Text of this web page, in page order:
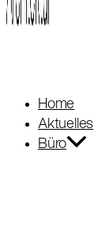
Home
Aktuelles
Büro